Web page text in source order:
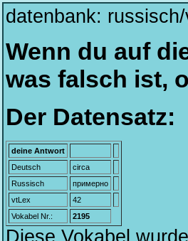
datenbank:
Wenn du auf
was falsch ist,
Der Datensatz:
deine Antwort
Deutsch
circa
Russisch
примерно
vtLex
42
Vokabel Nr.:
2195
Diese Vokabel wurde